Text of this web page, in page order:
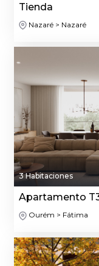
Tienda
Nazaré > Nazaré
3 Habitaciones
Apartamento
Ourém > Fátima